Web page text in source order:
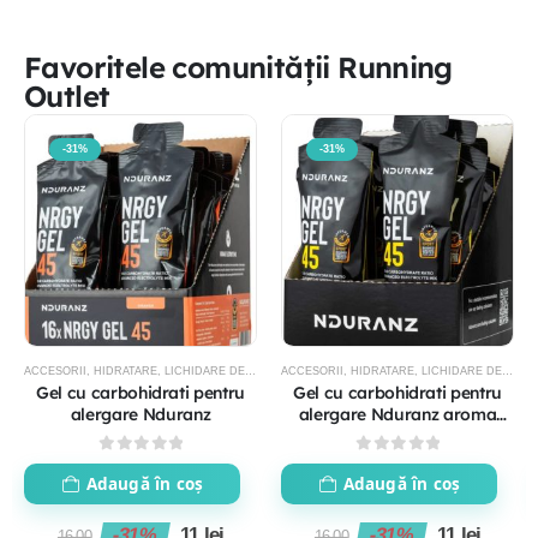
Favoritele comunității Running
Outlet
-31%
ACCESORII HIDRATARE LICHIDARE DE STOC
Gel cu carbohidrati pentru
alergare Nduranz
0out of 5
Adaugă în coș
-31%
ACCESORII HIDRATARE LICHIDARE DE STOC
Gel cu carbohidrati pentru
alergare Nduranz aroma
lamaie
0out of 5
Adaugă în coș